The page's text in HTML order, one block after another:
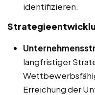
identifizieren.
langfristiger
Erreichung der